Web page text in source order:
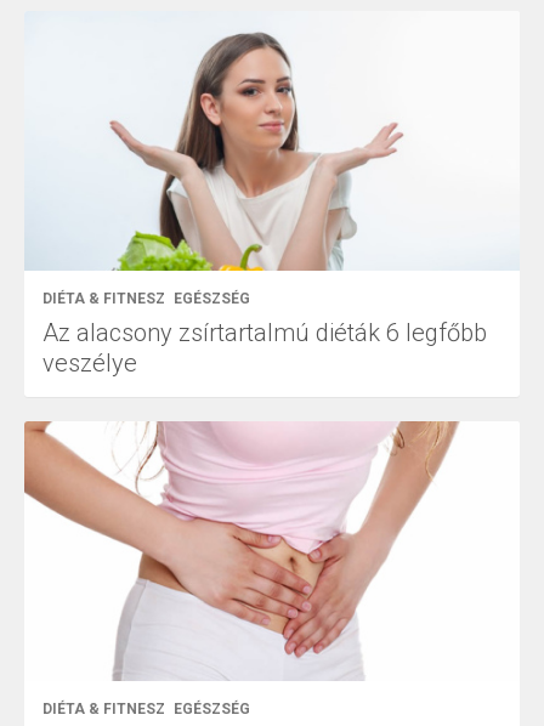
DIÉTA & FITNESZ EGÉSZSÉG
Az alacsony zsírtartalmú diéták 6 legfőbb
veszélye
DIÉTA & FITNESZ EGÉSZSÉG